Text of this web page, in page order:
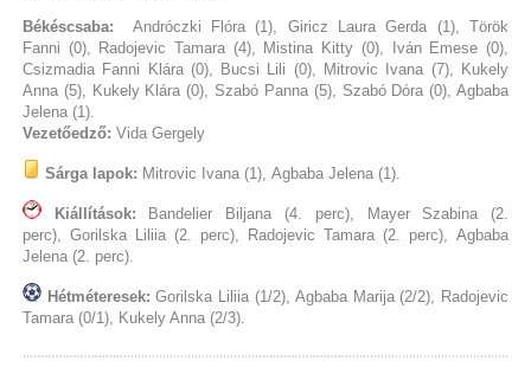
Békéscsaba: Andróczki Flóra (1), Giricz Laura Gerda (1), Török
Fanni (0), Radojevic Tamara (4), Mistina Kitty (0), Iván Emese (0),
Csizmadia Fanni Klára (0), Bucsi Lili (0), Mitrovic Ivana (7), Kukely
Anna (5), Kukely Klára (0), Szabó Panna (5), Szabó Dóra (0), Agbaba
Jelena (1).
Vezetőedző: Vida Gergely
Sárga lapok: Mitrovic Ivana (1), Agbaba Jelena (1).
Kiállítások:
Bandelier Biljana (4. perc), Mayer Szabina (2.
perc), Gorilska Liliia (2. perc), Radojevic Tamara (2. perc), Agbaba
Jelena (2. perc).
Hétméteresek:Gorilska Liliia (1/2), Agbaba Marija (2/2), Radojevic
Tamara (0/1), Kukely Anna (2/3).